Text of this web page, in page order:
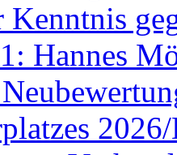
Hannes